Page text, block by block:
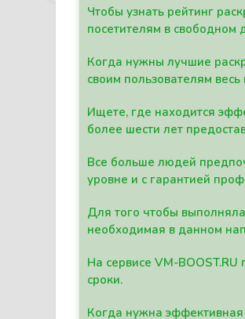
Чтобы узнать рейтинг
посетителям в свободном
Когда нужны лучшие
своим пользователям
Ищете, где находится
более шести лет
Все больше людей
уровне и с гарантией
Для того чтобы
необходимая в данном
На сервисе VM-
сроки.
Когда нужна эффективная